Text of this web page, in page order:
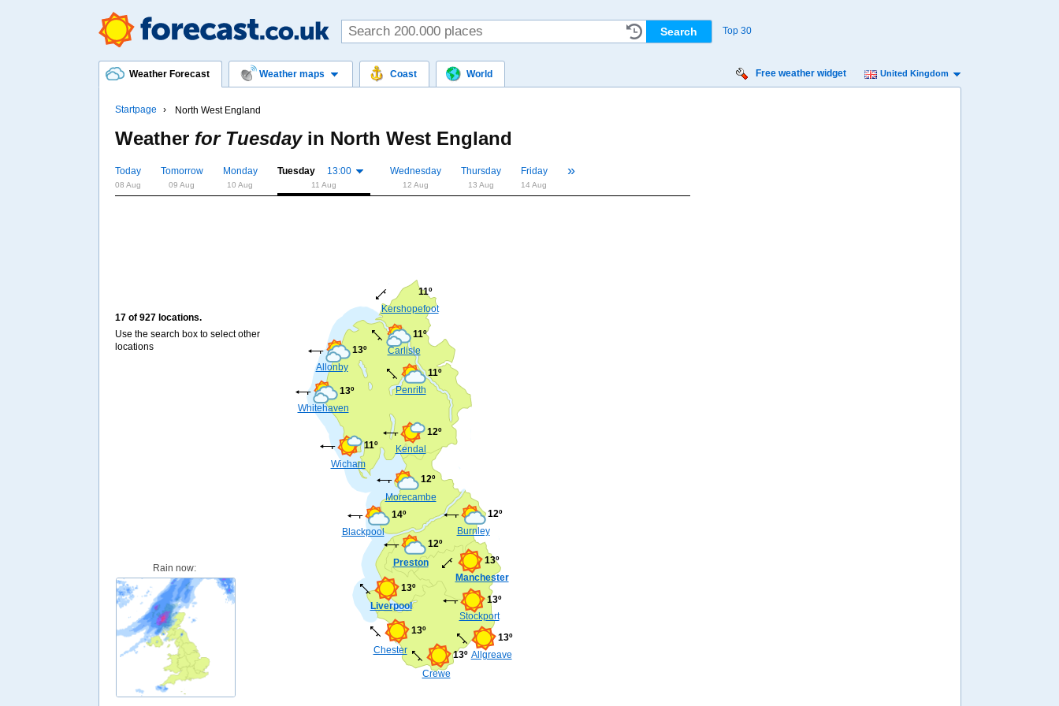
Top 30
Weather Forecast Weather maps Coast World Free weather widget United Kingdom
Startpage North West England
Weather for Tuesdayin North West England
Today
08 Aug
Tomorrow
09 Aug
Monday
10 Aug
Tuesday 13:00
11 Aug
Wednesday
12 Aug
Thursday
13 Aug
Friday
14 Aug
»
17 of 927 locations.
Use the search box to select other
locations
Liverpool
13º
Manchester
13º
Preston
12º
Blackpool
14º
Stockport
13º
Chester
13º
Carlisle
11º
Burnley
12º
Crewe
13º
Morecambe
12º
Kendal
12º
Whitehaven
13º Penrith
11º
Kershopefoot
11º
Allonby
13º
Allgreave
13º
Wicham
11º
Rain now: